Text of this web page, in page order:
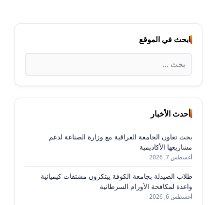
ابحث في الموقع
البحث
عن:
أحدث الأخبار
بحث تعاون الجامعة العراقية مع وزارة الصناعة لدعم
مشاريعها الأكاديمية
أغسطس 7, 2026
طلاب الصيدلة بجامعة الكوفة يبتكرون مشتقات كيميائية
واعدة لمكافحة الأورام السرطانية
أغسطس 6, 2026